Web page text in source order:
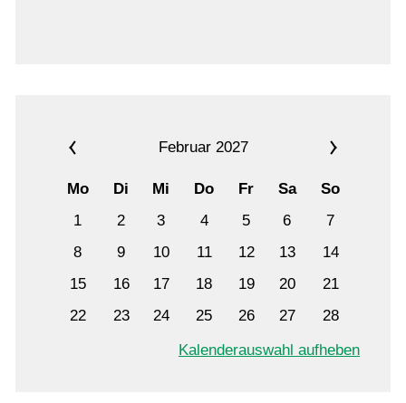
Februar 2027
Mo Di Mi Do Fr Sa
So
1
2 3 4 5 6
7
8
9 10 11 12 13
14
15
16 17 18 19 20
21
22
23 24 25 26 27
28
Kalenderauswahl aufheben